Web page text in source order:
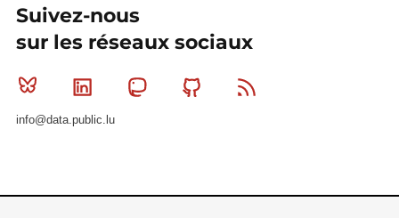
Suivez-nous
sur les réseaux sociaux
Bluesky Linkedin MastodonGithub
info@data.public.lu